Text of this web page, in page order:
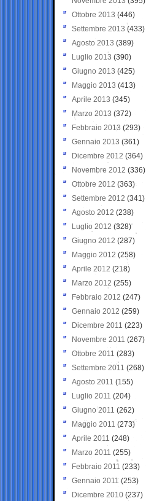
Ottobre 2013 (446)
Settembre 2013 (433)
Agosto 2013 (389)
Luglio 2013 (390)
Giugno 2013 (425)
Maggio 2013 (413)
Aprile 2013 (345)
Marzo 2013 (372)
Febbraio 2013 (293)
Gennaio 2013 (361)
Dicembre 2012 (364)
Novembre 2012 (336)
Ottobre 2012 (363)
Settembre 2012 (341)
Agosto 2012 (238)
Luglio 2012 (328)
Giugno 2012 (287)
Maggio 2012 (258)
Aprile 2012 (218)
Marzo 2012 (255)
Febbraio 2012 (247)
Gennaio 2012 (259)
Dicembre 2011 (223)
Novembre 2011 (267)
Ottobre 2011 (283)
Settembre 2011 (268)
Agosto 2011 (155)
Luglio 2011 (204)
Giugno 2011 (262)
Maggio 2011 (273)
Aprile 2011 (248)
Marzo 2011 (255)
Febbraio 2011 (233)
Gennaio 2011 (253)
Dicembre 2010 (237)